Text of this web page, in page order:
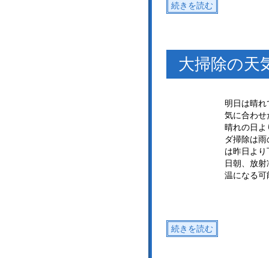
続きを読む
大掃除の天
明日は晴
気に合わせ
晴れの日よ
ダ掃除は
は昨日よ
日朝、放
温になる可
続きを読む